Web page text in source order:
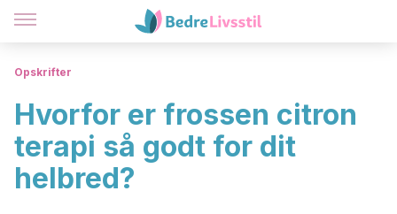
Opskrifter
Hvorfor er frossen citron
terapi så godt for dit
helbred?